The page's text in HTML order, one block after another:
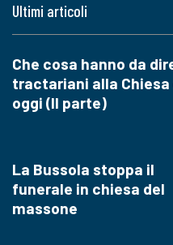
Ultimi articoli
Che cosa hanno da
tractariani alla Chiesa
oggi (II parte)
La Bussola stoppa il
funerale in chiesa del
massone